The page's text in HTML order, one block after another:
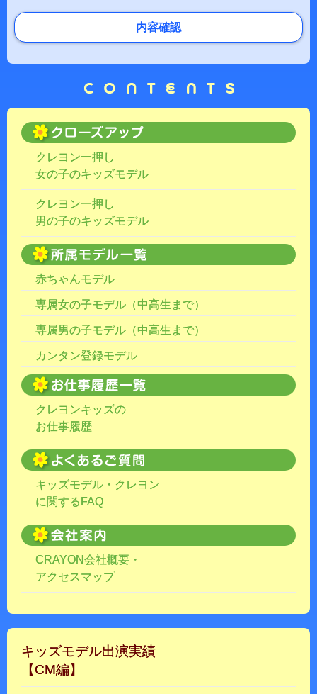
内容確認
クレヨン一押し
女の子のキッズモデル
クレヨン一押し
男の子のキッズモデル
赤ちゃんモデル
専属女の子モデル（中高生まで）
専属男の子モデル（中高生まで）
カンタン登録モデル
クレヨンキッズの
お仕事履歴
キッズモデル・クレヨン
に関するFAQ
CRAYON会社概要・
アクセスマップ
キッズモデル出演実績
【CM編】